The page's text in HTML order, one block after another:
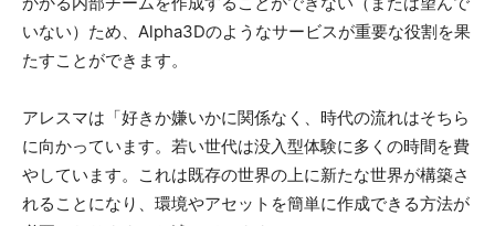
いない）ため、Alpha3Dのようなサービスが重要な役割を果
たすことができます。
アレスマは「好きか嫌いかに関係なく、時代の流れはそちら
に向かっています。若い世代は没入型体験に多くの時間を費
やしています。これは既存の世界の上に新たな世界が構築さ
れることになり、環境やアセットを簡単に作成できる方法が